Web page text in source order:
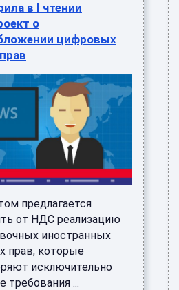
в I чтении
о
цифровых
предлагается
от НДС реализацию
иностранных
прав, которые
исключительно
требования ...